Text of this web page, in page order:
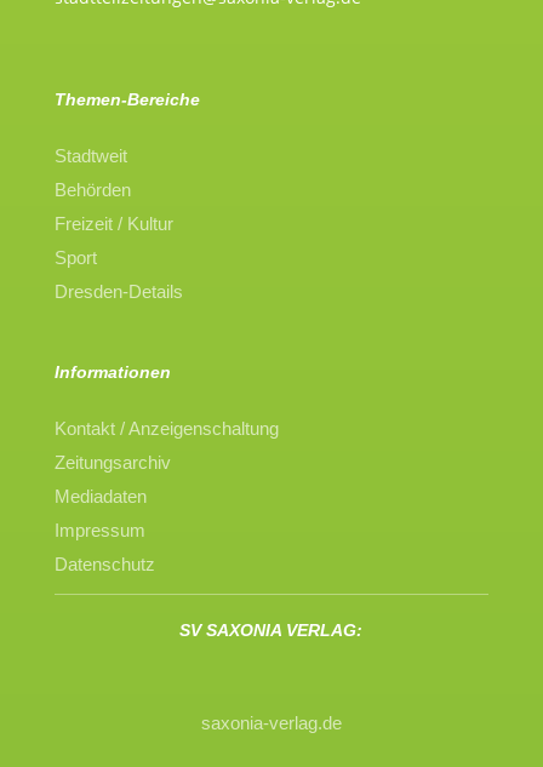
Themen-Bereiche
Stadtweit
Behörden
Freizeit / Kultur
Sport
Dresden-Details
Informationen
Kontakt / Anzeigenschaltung
Zeitungsarchiv
Mediadaten
Impressum
Datenschutz
SV SAXONIA VERLAG:
saxonia-verlag.de